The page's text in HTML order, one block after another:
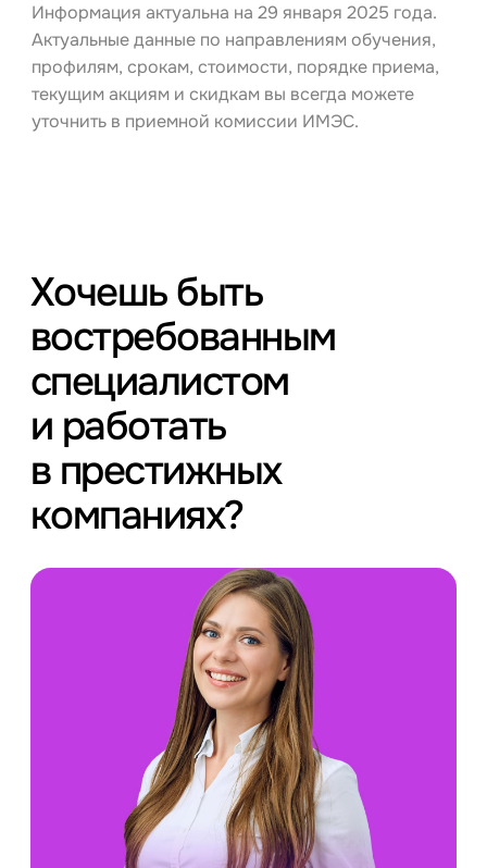
Информация актуальна на 29 января 2025 года.
Актуальные данные по направлениям обучения,
профилям, срокам, стоимости, порядке приема,
текущим акциям и скидкам вы всегда можете
уточнить в приемной комиссии ИМЭС.
Хочешь быть
востребованным
специалистом
и работать
в престижных
компаниях?